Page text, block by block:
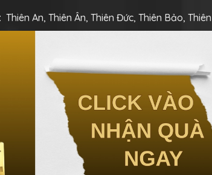
An, Thiên Ân, Thiên Đức, Thiên Bảo,